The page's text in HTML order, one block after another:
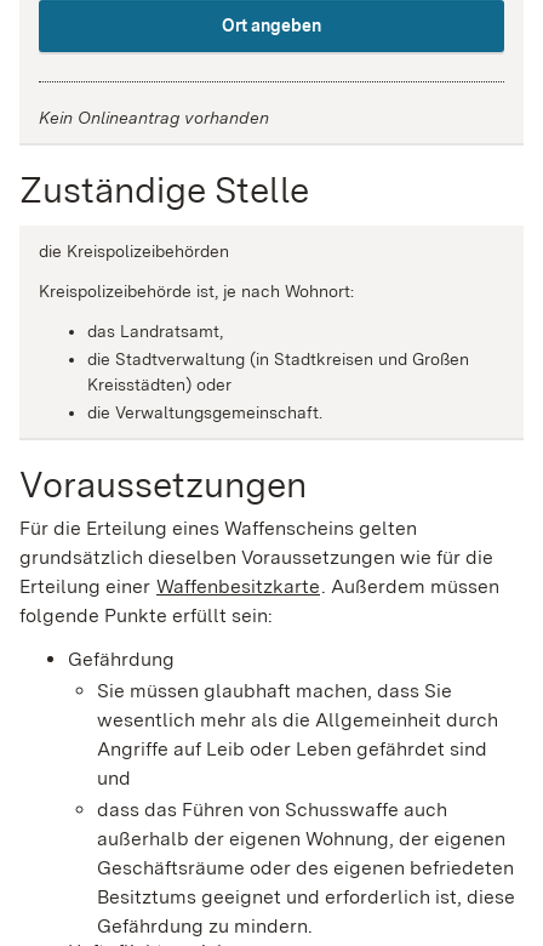
Ort angeben
Kein Onlineantrag vorhanden
Zuständige Stelle
die Kreispolizeibehörden
Kreispolizeibehörde ist, je nach Wohnort:
das Landratsamt,
die Stadtverwaltung (in Stadtkreisen und Großen
Kreisstädten) oder
die Verwaltungsgemeinschaft.
Voraussetzungen
Für die Erteilung eines Waffenscheins gelten
grundsätzlich dieselben Voraussetzungen wie für die
Erteilung einer Waffenbesitzkarte . Außerdem müssen
folgende Punkte erfüllt sein:
Gefährdung
Sie müssen glaubhaft machen, dass Sie
wesentlich mehr als die Allgemeinheit durch
Angriffe auf Leib oder Leben gefährdet sind
und
dass das Führen von Schusswaffe auch
außerhalb der eigenen Wohnung, der eigenen
Geschäftsräume oder des eigenen befriedeten
Besitztums geeignet und erforderlich ist, diese
Gefährdung zu mindern.